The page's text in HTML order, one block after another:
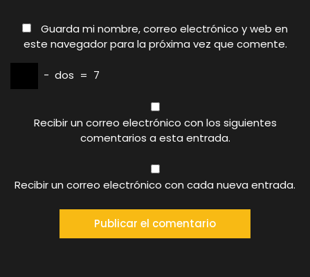
Guarda mi nombre, correo electrónico y web en
este navegador para la próxima vez que comente.
− dos = 7
Recibir un correo electrónico con los siguientes
comentarios a esta entrada.
Recibir un correo electrónico con cada nueva entrada.